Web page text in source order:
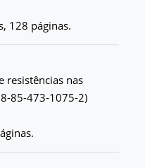
128 páginas.
resistências nas
85-473-1075-2)